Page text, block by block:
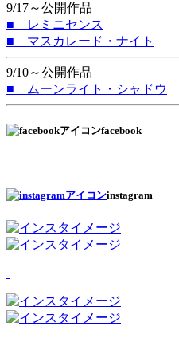
9/17～公開作品
■ レミニセンス
■ マスカレード・ナイト
9/10～公開作品
■ ムーンライト・シャドウ
facebook
instagram